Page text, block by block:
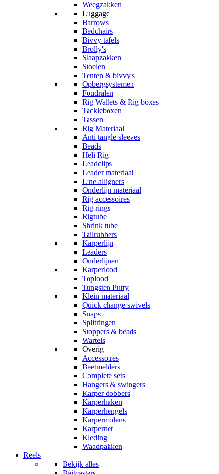
Weegzakken
Luggage
Barrows
Bedchairs
Bivvy tafels
Brolly's
Slaapzakken
Stoelen
Tenten & bivvy's
Opbergsystemen
Foudralen
Rig Wallets & Rig boxes
Tackleboxen
Tassen
Rig Materiaal
Anti tangle sleeves
Beads
Heli Rig
Leadclips
Leader materiaal
Line alligners
Onderlijn materiaal
Rig accessoires
Rig rings
Rigtube
Shrink tube
Tailrubbers
Karperlijn
Leaders
Onderlijnen
Karperlood
Toplood
Tungsten Putty
Klein materiaal
Quick change swivels
Snaps
Splitringen
Stoppers & beads
Wartels
Overig
Accessoires
Beetmelders
Complete sets
Hangers & swingers
Karper dobbers
Karperhaken
Karperhengels
Karpermolens
Karpernet
Kleding
Waadpakken
Reels
Bekijk alles